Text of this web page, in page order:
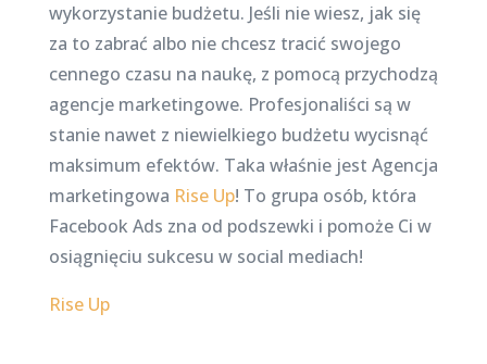
wykorzystanie budżetu. Jeśli nie wiesz, jak się
za to zabrać albo nie chcesz tracić swojego
cennego czasu na naukę, z pomocą przychodzą
agencje marketingowe. Profesjonaliści są w
stanie nawet z niewielkiego budżetu wycisnąć
maksimum efektów. Taka właśnie jest Agencja
marketingowa Rise Up! To grupa osób, która
Facebook Ads zna od podszewki i pomoże Ci w
osiągnięciu sukcesu w social mediach!
Rise Up